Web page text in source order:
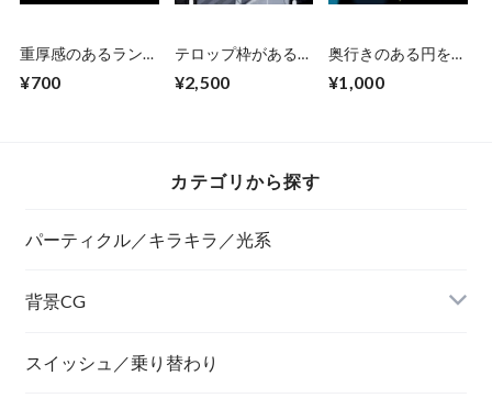
重厚感のあるランキ
1位 ゴールド
¥700
テロップ枠がある
素材 左右から
¥2,500
奥行きのある円を描
る 左右から
¥1,000
カテゴリから探す
パーティクル／キラキラ／光系
背景CG
ニュース風
スイッシュ／乗り替わり